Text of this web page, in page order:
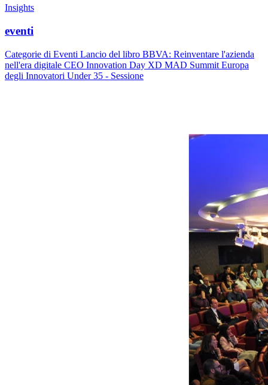
Insights
eventi
Categorie di Eventi Lancio del libro BBVA: Reinventare l'azienda
nell'era digitale CEO Innovation Day XD MAD Summit Europa
degli Innovatori Under 35 - Sessione